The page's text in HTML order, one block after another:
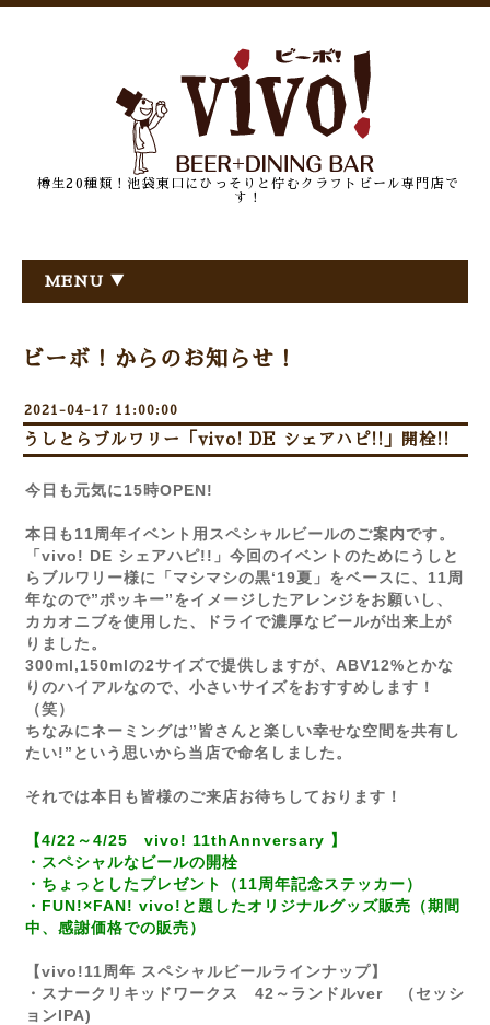
樽生20種類！池袋東口にひっそりと佇むクラフトビール専門店で
す！
MENU ▼
ビーボ！からのお知らせ！
2021-04-17 11:00:00
うしとらブルワリー「vivo! DE シェアハピ!!」開栓!!
今日も元気に15時OPEN!
本日も11周年イベント用スペシャルビールのご案内です。
「vivo! DE シェアハピ!!」今回のイベントのためにうしと
らブルワリー様に「マシマシの黒‘19夏」をベースに、11周
年なので”ポッキー”をイメージしたアレンジをお願いし、
カカオニブを使用した、ドライで濃厚なビールが出来上が
りました。
300ml,150mlの2サイズで提供しますが、ABV12%とかな
りのハイアルなので、小さいサイズをおすすめします！
（笑）
ちなみにネーミングは”皆さんと楽しい幸せな空間を共有し
たい!”という思いから当店で命名しました。
それでは本日も皆様のご来店お待ちしております！
【4/22～4/25 vivo! 11thAnnversary 】
・スペシャルなビールの開栓
・ちょっとしたプレゼント（11周年記念ステッカー）
・ FUN!×FAN! vivo! と題したオリジナルグッズ販売（期間
中、感謝価格での販売）
【vivo!11周年 スペシャルビールラインナップ】
・スナークリキッドワークス 42～ランドルver （セッシ
ョンIPA)